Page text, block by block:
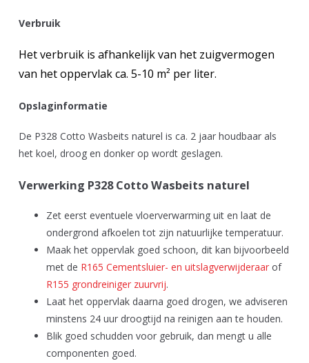
Verbruik
Het verbruik is afhankelijk van het zuigvermogen
van het oppervlak ca. 5-10 m² per liter.
Opslaginformatie
De P328 Cotto Wasbeits naturel is ca. 2 jaar houdbaar als
het koel, droog en donker op wordt geslagen.
Verwerking P328 Cotto Wasbeits naturel
Zet eerst eventuele vloerverwarming uit en laat de
ondergrond afkoelen tot zijn natuurlijke temperatuur.
Maak het oppervlak goed schoon, dit kan bijvoorbeeld
met de R165 Cementsluier- en uitslagverwijderaar of
R155 grondreiniger zuurvrij.
Laat het oppervlak daarna goed drogen, we adviseren
minstens 24 uur droogtijd na reinigen aan te houden.
Blik goed schudden voor gebruik, dan mengt u alle
componenten goed.